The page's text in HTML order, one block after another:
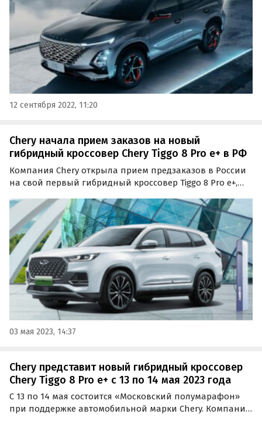
12 сентября 2022, 11:20
Chery начала прием заказов на новый
гибридный кроссовер Chery Tiggo 8 Pro e+ в РФ
Компания Chery открыла прием предзаказов в России
на свой первый гибридный кроссовер Tiggo 8 Pro e+,
дорожно-климатических условиях.
03 мая 2023, 14:37
Chery представит новый гибридный кроссовер
Chery Tiggo 8 Pro e+ с 13 по 14 мая 2023 года
С 13 по 14 мая состоится «Московский полумарафон»
при поддержке автомобильной марки Chery. Компания